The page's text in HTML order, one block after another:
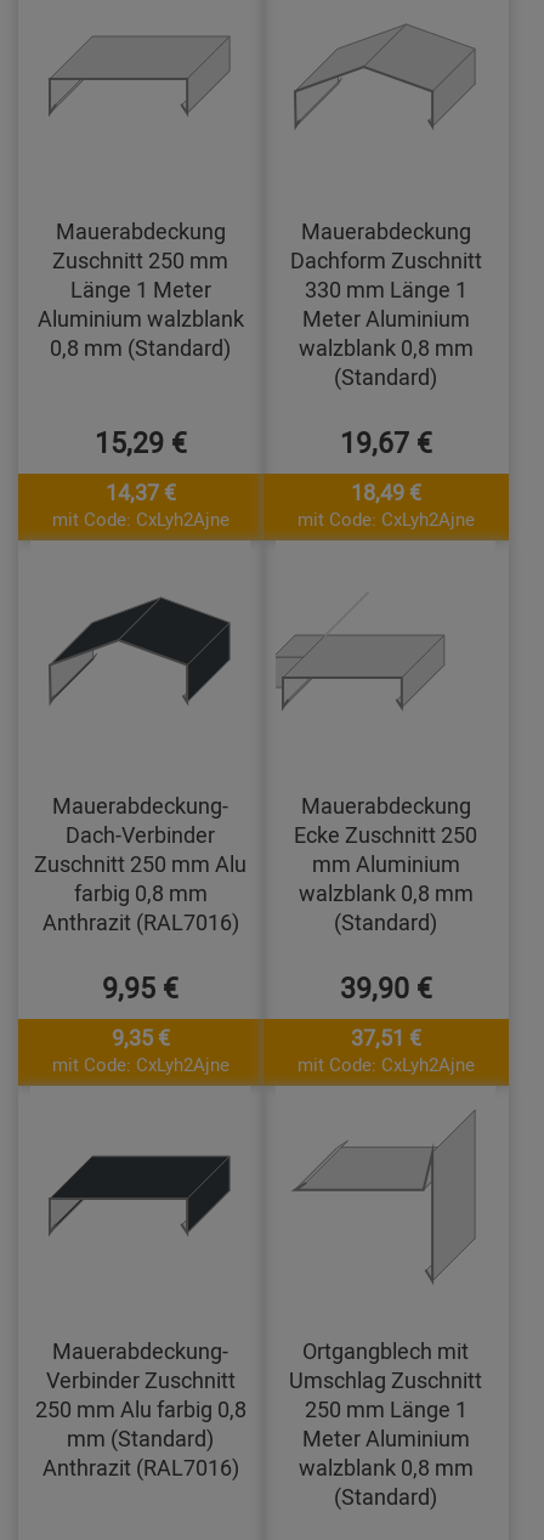
Mauerabdeckung
Zuschnitt 250 mm
Länge 1 Meter
Aluminium walzblank
0,8 mm (Standard)
15,29 €
14,37 €
mit Code: CxLyh2Ajne
Mauerabdeckung
Dachform Zuschnitt
330 mm Länge 1
Meter Aluminium
walzblank 0,8 mm
(Standard)
19,67 €
18,49 €
mit Code: CxLyh2Ajne
Mauerabdeckung-
Dach-Verbinder
Zuschnitt 250 mm Alu
farbig 0,8 mm
Anthrazit (RAL7016)
9,95 €
9,35 €
mit Code: CxLyh2Ajne
Mauerabdeckung
Ecke Zuschnitt 250
mm Aluminium
walzblank 0,8 mm
(Standard)
39,90 €
37,51 €
mit Code: CxLyh2Ajne
Mauerabdeckung-
Verbinder Zuschnitt
250 mm Alu farbig 0,8
mm (Standard)
Anthrazit (RAL7016)
Ortgangblech mit
Umschlag Zuschnitt
250 mm Länge 1
Meter Aluminium
walzblank 0,8 mm
(Standard)